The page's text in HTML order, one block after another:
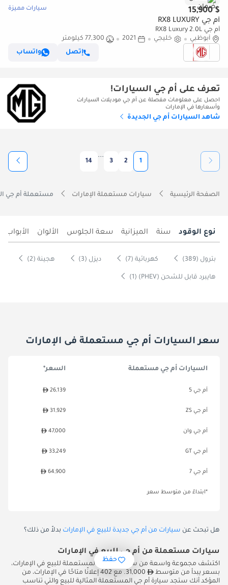
$ 15,900 سيارات مميزة
أم جي RX8 LUXURY
أم جي RX8 Luxury 2.0L
أبوظبي
خليجي 2021
77,300 كيلومتر
إتصل
واتساب
تعرف على أم جي السيارات!
احصل على معلومات مفصلة عن أم جي موديلات السيارات
وأسعارها في الإمارات
شاهد السيارات أم جي الجديدة
1
2
3
...
14
الصفحة الرئيسية سيارات مستعملة الإمارات مستعملة أم جي
نوع الوقود سنة الميزانية سعة الجلوس الألوان الأبواب
بترول (389) كهربائية (7) ديزل (3) هجينة (2)
هايبرد قابل للشحن (PHEV) (1)
سعر السيارات أم جي مستعملة فى الإمارات
السيارات أم جي مستعملة السعر*
أم جي 5 26,139
أم جي ZS 31,929
أم جي وان 47,000
أم جي GT 33,249
أم جي 7 64,900
*ابتداءً من متوسط سعر
هل تبحث عن سيارات من أم جي جديدة للبيع في الإمارات بدلاً من ذلك؟
سيارات مستعملة من أم جي للبيع في الإمارات
اكتشف مجموعة واسعة من سيارات أم جي المستعملة للبيع في الإمارات،
بسعر يبدأ من متوسط
31,000. مع 402 إعلانًا متاحًا في الإمارات، من
المؤكد أنك ستجد سيارة أم جي المستعملة المثالية للبيع والتي تناسب
حفظ